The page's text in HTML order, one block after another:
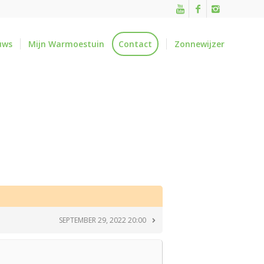
Mijn Warmoestuin Contact Zonnewijzer
SEPTEMBER 29, 2022 20:00